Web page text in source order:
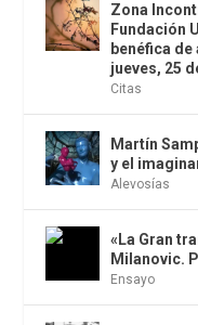
Zona
Fundación
benéfica
jueves, 25
Citas
Martín
y el
Alevosías
«La Gran
Milanovic.
Ensayo